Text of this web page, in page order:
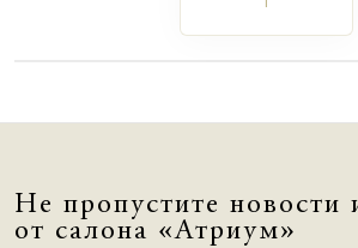
Не пропустите новости
от салона «Атриум»